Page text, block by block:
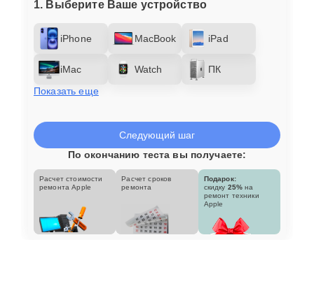
1. Выберите Ваше устройство
iPhone MacBook iPad
iMac Watch
ПК
Показать еще
Следующий шаг
По окончанию теста вы получаете:
Расчет стоимости
ремонта Apple
Расчет сроков
ремонта
Подарок:
скидку 25% на
ремонт техники
Apple